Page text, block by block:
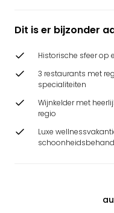
Dit is er bijzonder
Historische sfeer op
3 restaurants met
specialiteiten
Wijnkelder met
regio
Luxe